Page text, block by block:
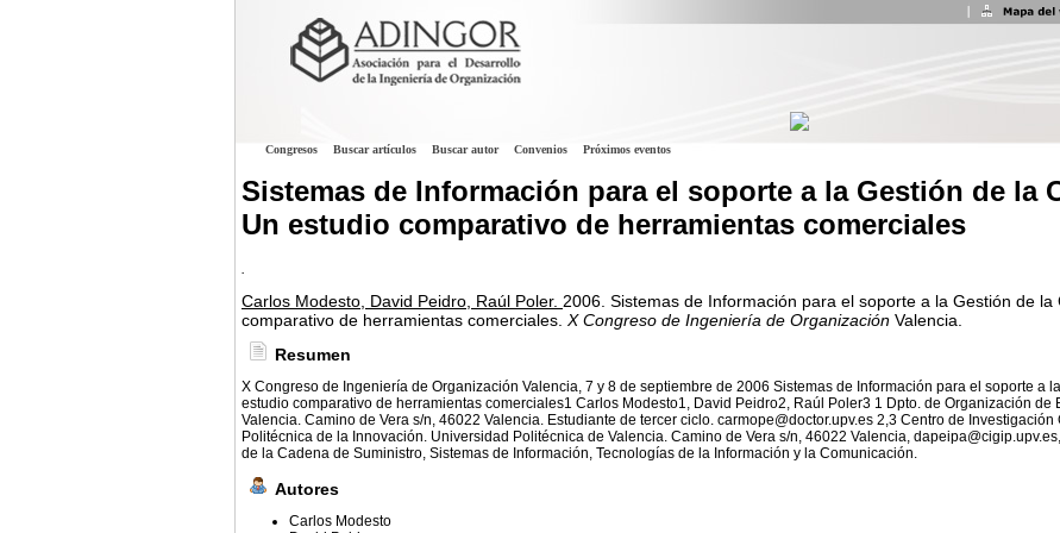
Congresos Buscar artículos Buscar autor Convenios Próximos eventos
Sistemas de Información para el soporte a la Gestión de la
Un estudio comparativo de herramientas comerciales
.
Carlos Modesto, David Peidro, Raúl Poler. 2006. Sistemas de Información para el soporte a la Gestión de
comparativo de herramientas comerciales. X Congreso de Ingeniería de Organización Valencia.
Resumen
X Congreso de Ingeniería de Organización Valencia, 7 y 8 de septiembre de 2006 Sistemas de Información para el soporte a
estudio comparativo de herramientas comerciales1 Carlos Modesto1, David Peidro2, Raúl Poler3 1 Dpto. de Organización de
Valencia. Camino de Vera s/n, 46022 Valencia. Estudiante de tercer ciclo. carmope@doctor.upv.es 2,3 Centro de
Politécnica de la Innovación. Universidad Politécnica de Valencia. Camino de Vera s/n, 46022 Valencia,
de la Cadena de Suministro, Sistemas de Información, Tecnologías de la Información y la Comunicación.
Autores
Carlos Modesto